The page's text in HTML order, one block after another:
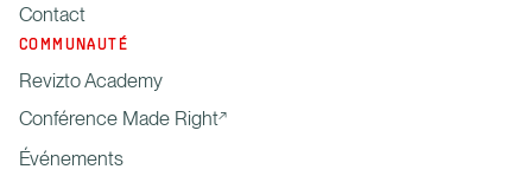
Contact
COMMUNAUTÉ
Revizto Academy
Conférence Made Right
Événements